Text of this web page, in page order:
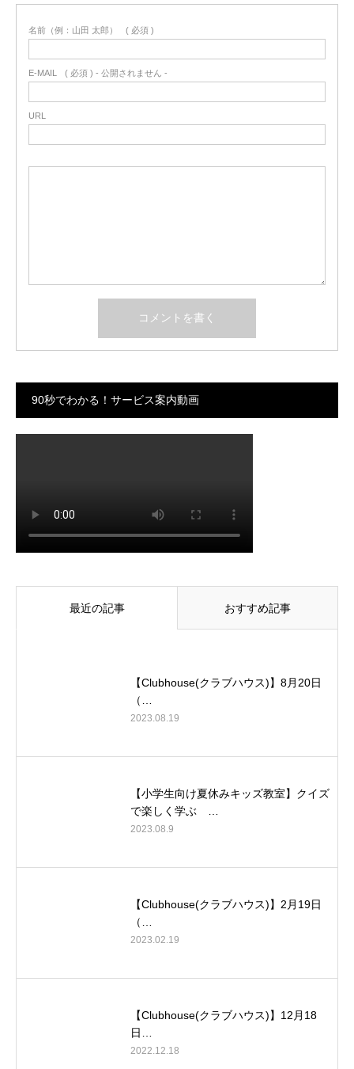
名前（例：山田 太郎） ( 必須 )
E-MAIL ( 必須 ) - 公開されません -
URL
90秒でわかる！サービス案内動画
最近の記事 おすすめ記事
【Clubhouse(クラブハウス)】8月20日
（…
2023.08.19
【小学生向け夏休みキッズ教室】クイズ
で楽しく学ぶ …
2023.08.9
【Clubhouse(クラブハウス)】2月19日
（…
2023.02.19
【Clubhouse(クラブハウス)】12月18
日…
2022.12.18